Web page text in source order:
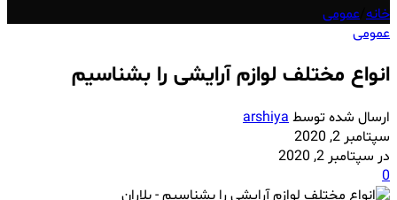
خانه عمومی
عمومی
انواع مختلف لوازم آرایشی را بشناسیم
ارسال شده توسطarshiya
سپتامبر 2, 2020
در سپتامبر 2, 2020
0